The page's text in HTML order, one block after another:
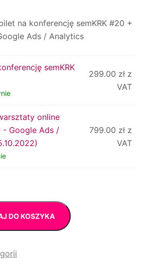
na konferencję semKRK #20 +
Ads / Analytics
semKRK
299.00 zł z
VAT
online
- Google Ads /
799.00 zł z
VAT
DO KOSZYKA